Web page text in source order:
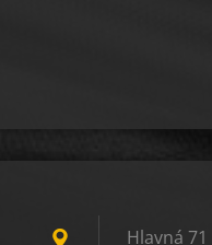
Hlavná 71